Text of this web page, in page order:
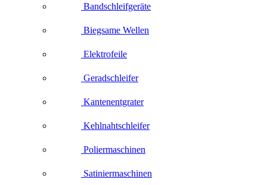
Bandschleifgeräte
Biegsame Wellen
Elektrofeile
Geradschleifer
Kantenentgrater
Kehlnahtschleifer
Poliermaschinen
Satiniermaschinen